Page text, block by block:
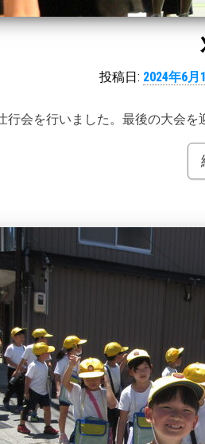
投稿日: 2024年6月
行会を行いました。最後の大会